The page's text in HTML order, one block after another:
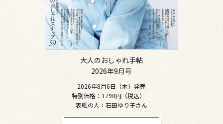
大人のおしゃれ手帖
2026年9月号
2026年8月6日（木）発売
特別価格：1790円（税込）
表紙の人：石田ゆり子さん